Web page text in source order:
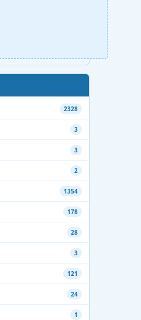
2328
3
3
2
1354
178
28
3
121
24
1